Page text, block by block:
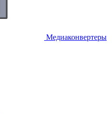
Медиаконвертеры